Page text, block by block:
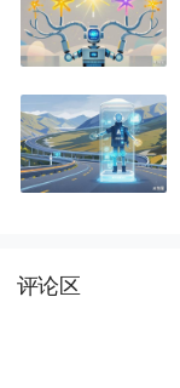
评论区